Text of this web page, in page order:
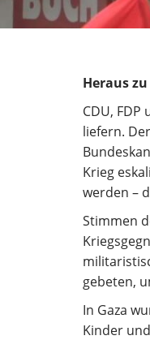
Heraus
CDU,
liefern.
Krieg
werden –
Stimmen
gebeten,
In Gaza
Kinder